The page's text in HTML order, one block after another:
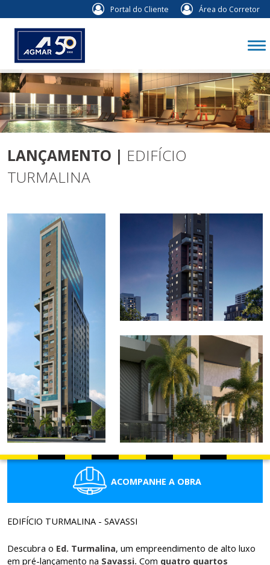
Portal do Cliente Área do Corretor
LANÇAMENTO | EDIFÍCIO
TURMALINA
ACOMPANHE A OBRA
EDIFÍCIO TURMALINA - SAVASSI
Descubra o Ed. Turmalina, um empreendimento de alto luxo
em pré-lançamento na Savassi. Com quatro quartos